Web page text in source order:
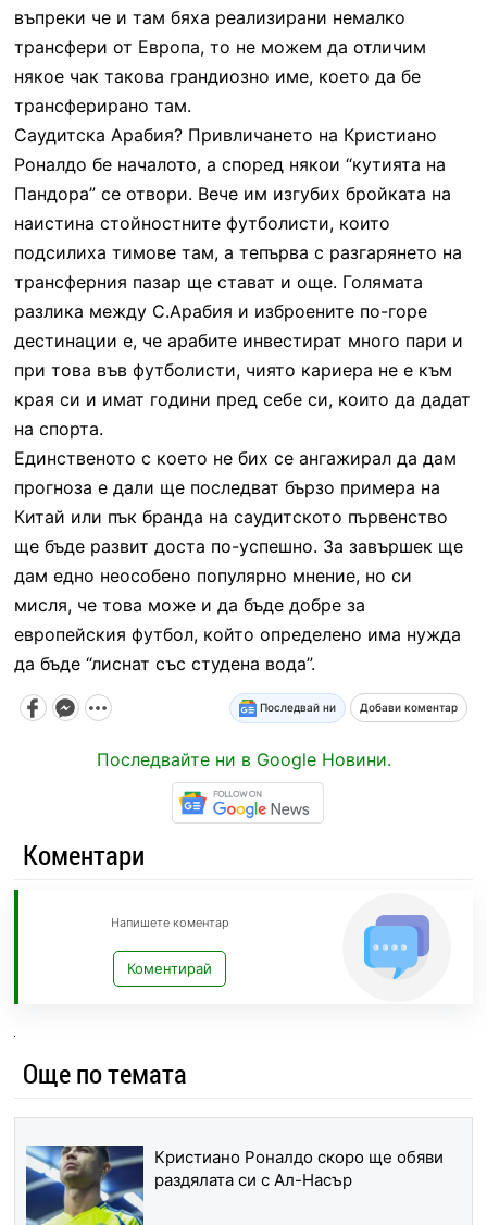
въпреки че и там бяха реализирани немалко
трансфери от Европа, то не можем да отличим
някое чак такова грандиозно име, което да бе
трансферирано там.
Саудитска Арабия? Привличането на Кристиано
Роналдо бе началото, а според някои “кутията на
Пандора” се отвори. Вече им изгубих бройката на
наистина стойностните футболисти, които
подсилиха тимове там, а тепърва с разгарянето на
трансферния пазар ще стават и още. Голямата
разлика между С.Арабия и изброените по-горе
дестинации е, че арабите инвестират много пари и
при това във футболисти, чиято кариера не е към
края си и имат години пред себе си, които да дадат
на спорта.
Единственото с което не бих се ангажирал да дам
прогноза е дали ще последват бързо примера на
Китай или пък бранда на саудитското първенство
ще бъде развит доста по-успешно. За завършек ще
дам едно неособено популярно мнение, но си
мисля, че това може и да бъде добре за
европейския футбол, който определено има нужда
да бъде “лиснат със студена вода”.
Последвай ни Добави коментар
Последвайте ни в Google Новини.
Коментари
Напишете коментар
Коментирай
Още по темата
Кристиано Роналдо скоро ще обяви
раздялата си с Ал-Насър